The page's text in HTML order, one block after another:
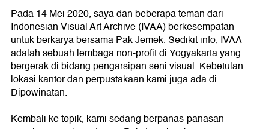
Pada 14 Mei 2020, saya dan beberapa teman dari
Indonesian Visual Art Archive (IVAA) berkesempatan
untuk berkarya bersama Pak Jemek. Sedikit info, IVAA
adalah sebuah lembaga non-profit di Yogyakarta yang
bergerak di bidang pengarsipan seni visual. Kebetulan
lokasi kantor dan perpustakaan kami juga ada di
Dipowinatan.
Kembali ke topik, kami sedang berpanas-panasan